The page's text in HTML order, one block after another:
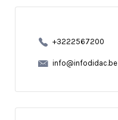
+3222567200
info@infodidac.be